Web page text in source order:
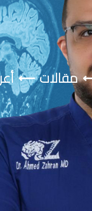
مقالات